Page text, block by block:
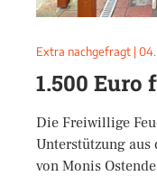
Extra nachgefragt |
1.500 Euro
Die Freiwillige
Unterstützung
von Monis